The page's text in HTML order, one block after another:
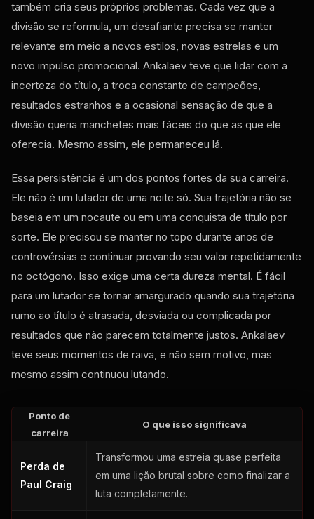
também cria seus próprios problemas. Cada vez que a
divisão se reformula, um desafiante precisa se manter
relevante em meio a novos estilos, novas estrelas e um
novo impulso promocional. Ankalaev teve que lidar com a
incerteza do título, a troca constante de campeões,
resultados estranhos e a ocasional sensação de que a
divisão queria manchetes mais fáceis do que as que ele
oferecia. Mesmo assim, ele permaneceu lá.
Essa persistência é um dos pontos fortes da sua carreira.
Ele não é um lutador de uma noite só. Sua trajetória não se
baseia em um nocaute ou em uma conquista de título por
sorte. Ele precisou se manter no topo durante anos de
controvérsias e continuar provando seu valor repetidamente
no octógono. Isso exige uma certa dureza mental. É fácil
para um lutador se tornar amargurado quando sua trajetória
rumo ao título é atrasada, desviada ou complicada por
resultados que não parecem totalmente justos. Ankalaev
teve seus momentos de raiva, e não sem motivo, mas
mesmo assim continuou lutando.
Ponto de
carreira
O que isso significava
Perda de
Paul Craig
Transformou uma estreia quase perfeita
em uma lição brutal sobre como finalizar a
luta completamente.